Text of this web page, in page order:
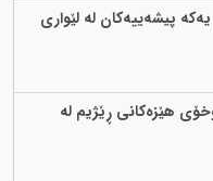
پارێزگای سنە؛ ٩٥٪ی یەکە پیشەییەکان لە لێواری
هێزەکانی ڕێژیم لە